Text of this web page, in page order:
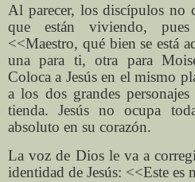
Al parecer, los discípulos no
que están viviendo,
<<Maestro, qué bien se está
una para ti, otra para
Coloca a Jesús en el mismo
a los dos grandes
tienda. Jesús no ocupa
absoluto en su corazón.
La voz de Dios le va a
identidad de Jesús: <<Este